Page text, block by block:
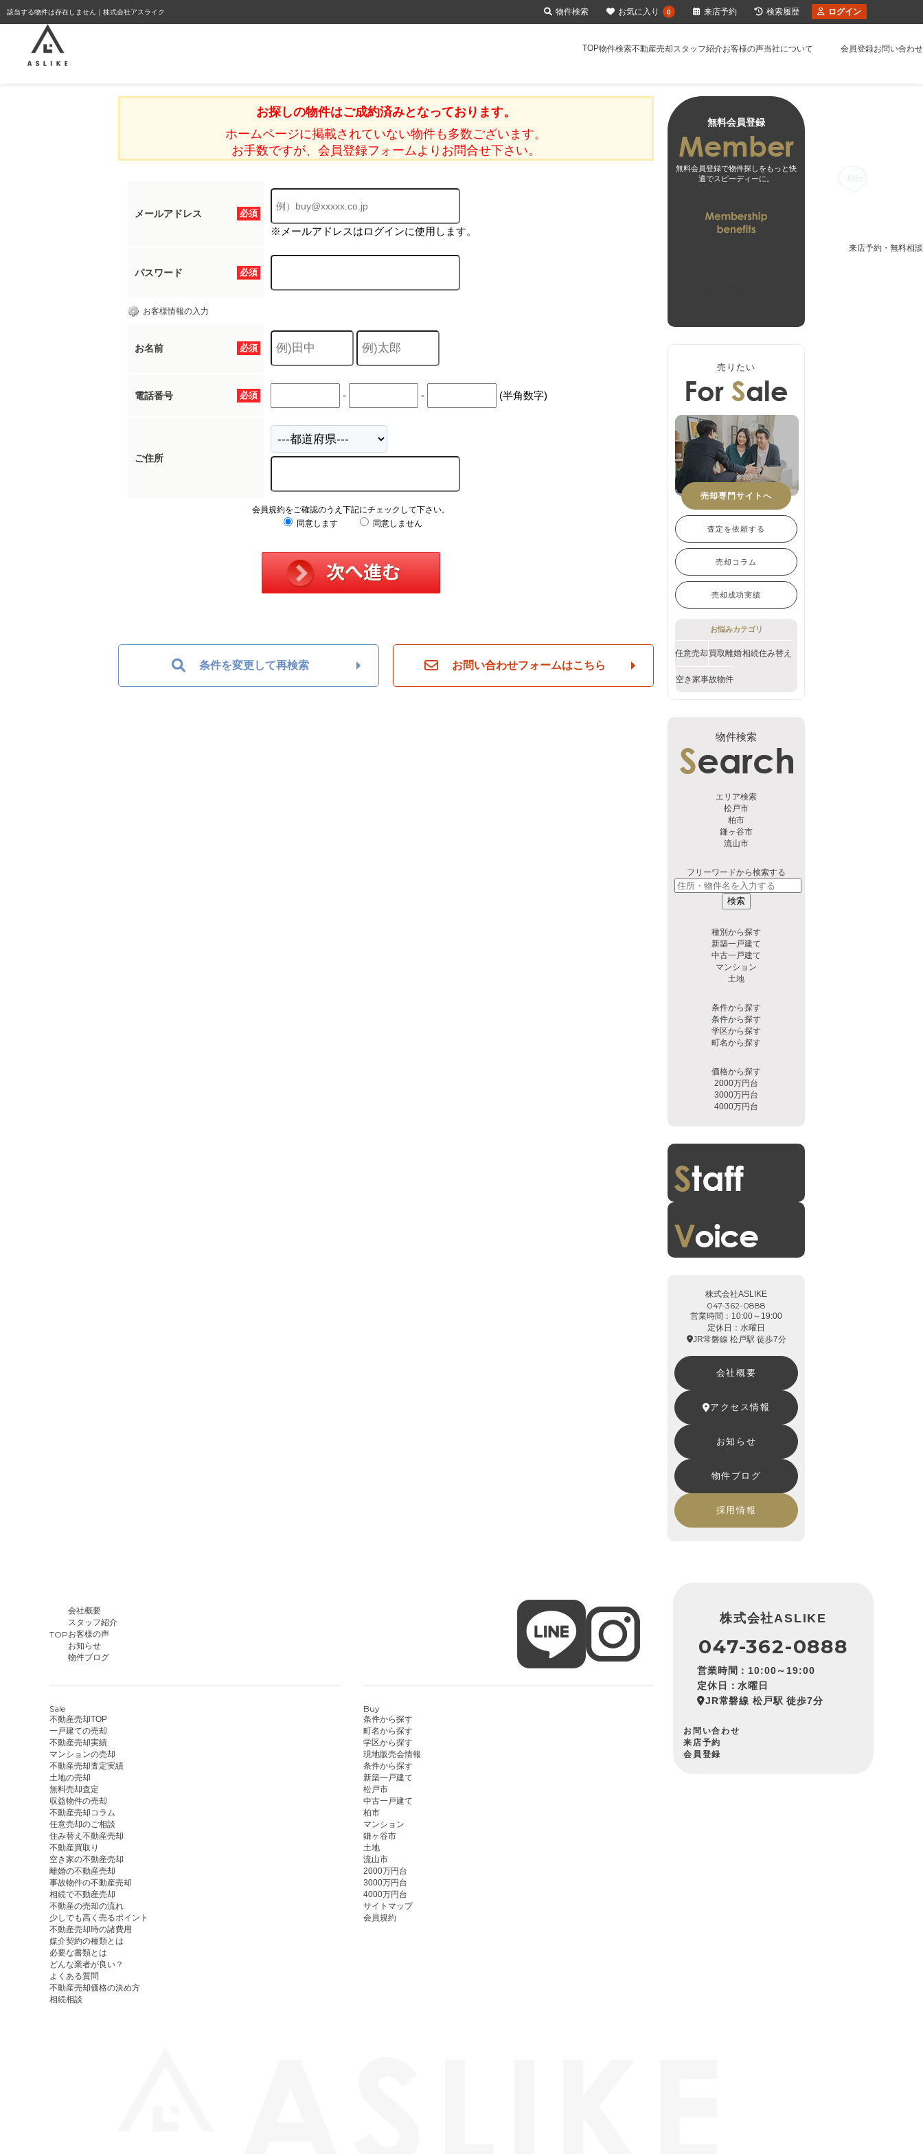
該当する物件は存在しません｜株式会社アスライク
TOP物件検索不動産売却スタッフ紹介お客様の声当社について 会員登録お問い合わせ
来店予約・無料相談
お探しの物件はご成約済みとなっております。
ホームページに掲載されていない物件も多数ございます。
お手数ですが、会員登録フォームよりお問合せ下さい。
必須
メールアドレス
※メールアドレスはログインに使用します。
必須
パスワード
お客様情報の入力
必須
お名前
必須
電話番号 - - (半角数字)
ご住所
会員規約をご確認のうえ下記にチェックして下さい。
同意します
同意しません
条件を変更して再検索 お問い合わせフォームはこちら
無料会員登録
無料会員登録で物件探しをもっと快
適でスピーディーに。
売りたい
売却専門サイトへ
査定を依頼する
売却コラム
売却成功実績
お悩みカテゴリ
任意売却 買取離婚相続住み替え
空き家事故物件
物件検索
エリア検索
松戸市
柏市
鎌ヶ谷市
流山市
フリーワードから検索する
検索
種別から探す
新築一戸建て
中古一戸建て
マンション
土地
条件から探す
条件から探す
学区から探す
町名から探す
価格から探す
2000万円台
3000万円台
4000万円台
株式会社ASLIKE
047-362-0888
営業時間：10:00～19:00
定休日：水曜日
JR常磐線 松戸駅 徒歩7分
会社概要
アクセス情報
お知らせ
物件ブログ
採用情報
TOP
会社概要
スタッフ紹介
お客様の声
お知らせ
物件ブログ
Sale
不動産売却TOP
一戸建ての売却
不動産売却実績
マンションの売却
不動産売却査定実績
土地の売却
無料売却査定
収益物件の売却
不動産売却コラム
任意売却のご相談
住み替え不動産売却
不動産買取り
空き家の不動産売却
離婚の不動産売却
事故物件の不動産売却
相続で不動産売却
不動産の売却の流れ
少しでも高く売るポイント
不動産売却時の諸費用
媒介契約の種類とは
必要な書類とは
どんな業者が良い？
よくある質問
不動産売却価格の決め方
相続相談
Buy
条件から探す
町名から探す
学区から探す
現地販売会情報
条件から探す
新築一戸建て
松戸市
中古一戸建て
柏市
マンション
鎌ヶ谷市
土地
流山市
2000万円台
3000万円台
4000万円台
サイトマップ
会員規約
株式会社ASLIKE
047-362-0888
営業時間：10:00～19:00
定休日：水曜日
JR常磐線 松戸駅 徒歩7分
お問い合わせ
来店予約
会員登録
物件検索 お気に入り 0 来店予約 検索履歴 ログイン